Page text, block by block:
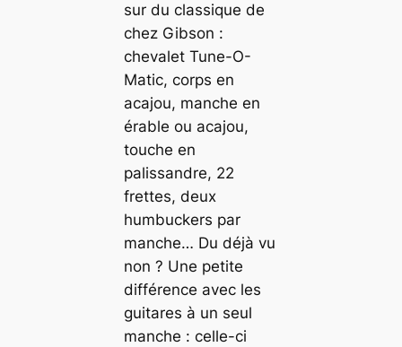
sur du classique de
chez Gibson :
chevalet Tune-O-
Matic, corps en
acajou, manche en
érable ou acajou,
touche en
palissandre, 22
frettes, deux
humbuckers par
manche… Du déjà vu
non ? Une petite
différence avec les
guitares à un seul
manche : celle-ci